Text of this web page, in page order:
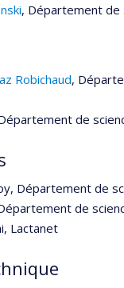
, Département de
Robichaud,
de
Département de
de
Lactanet